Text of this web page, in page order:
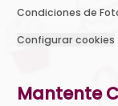
Condiciones de
Configurar cookies
Mantente